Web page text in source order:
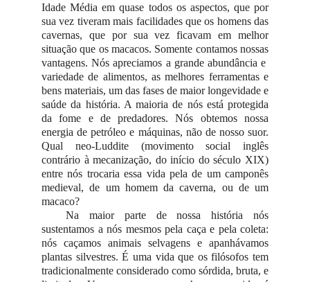
Idade Média em quase todos os aspectos, que por
sua vez tiveram mais facilidades que os homens das
cavernas, que por sua vez ficavam em melhor
situação que os macacos. Somente contamos nossas
vantagens. Nós apreciamos a grande abundância e
variedade de alimentos, as melhores ferramentas e
bens materiais, um das fases de maior longevidade e
saúde da história. A maioria de nós está protegida
da fome e de predadores. Nós obtemos nossa
energia de petróleo e máquinas, não de nosso suor.
Qual neo-Luddite (movimento social inglês
contrário à mecanização, do início do século XIX)
entre nós trocaria essa vida pela de um camponês
medieval, de um homem da caverna, ou de um
macaco?
Na maior parte de nossa história nós
sustentamos a nós mesmos pela caça e pela coleta:
nós caçamos animais selvagens e apanhávamos
plantas silvestres. É uma vida que os filósofos tem
tradicionalmente considerado como sórdida, bruta, e